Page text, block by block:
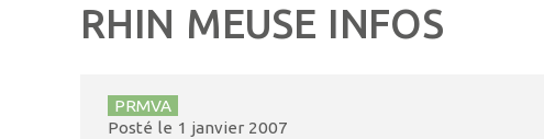
RHIN MEUSE INFOS
PRMVA
Posté le 1 janvier 2007